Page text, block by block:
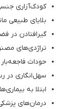
کودک‌آزاری
بلایای طبیعی
گیرافتادن در
تراژدی‌های
حوداث
سهل‌انگاری در
ابتلا به
درمان‌های